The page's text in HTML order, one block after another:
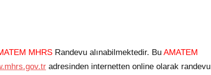
MHRS Randevu alınabilmektedir. Bu AMATEM
adresinden internetten online olarak randevu